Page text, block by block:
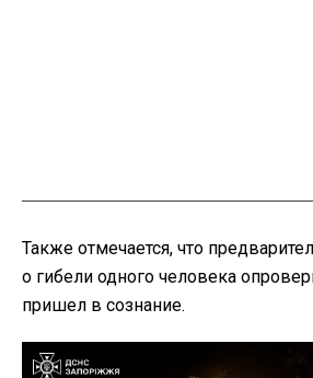
Также отмечается, что
о гибели одного человека
пришел в сознание.